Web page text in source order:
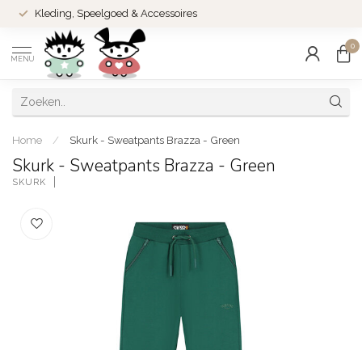
Kleding, Speelgoed & Accessoires
MENU
0
Home / Skurk - Sweatpants Brazza - Green
Skurk - Sweatpants Brazza - Green
SKURK